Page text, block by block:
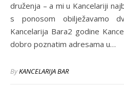
druženja – a mi u Kancelariji
s ponosom obilježavamo
Kancelarija Bara2 godine
dobro poznatim adresama u…
ByKANCELARIJA BAR